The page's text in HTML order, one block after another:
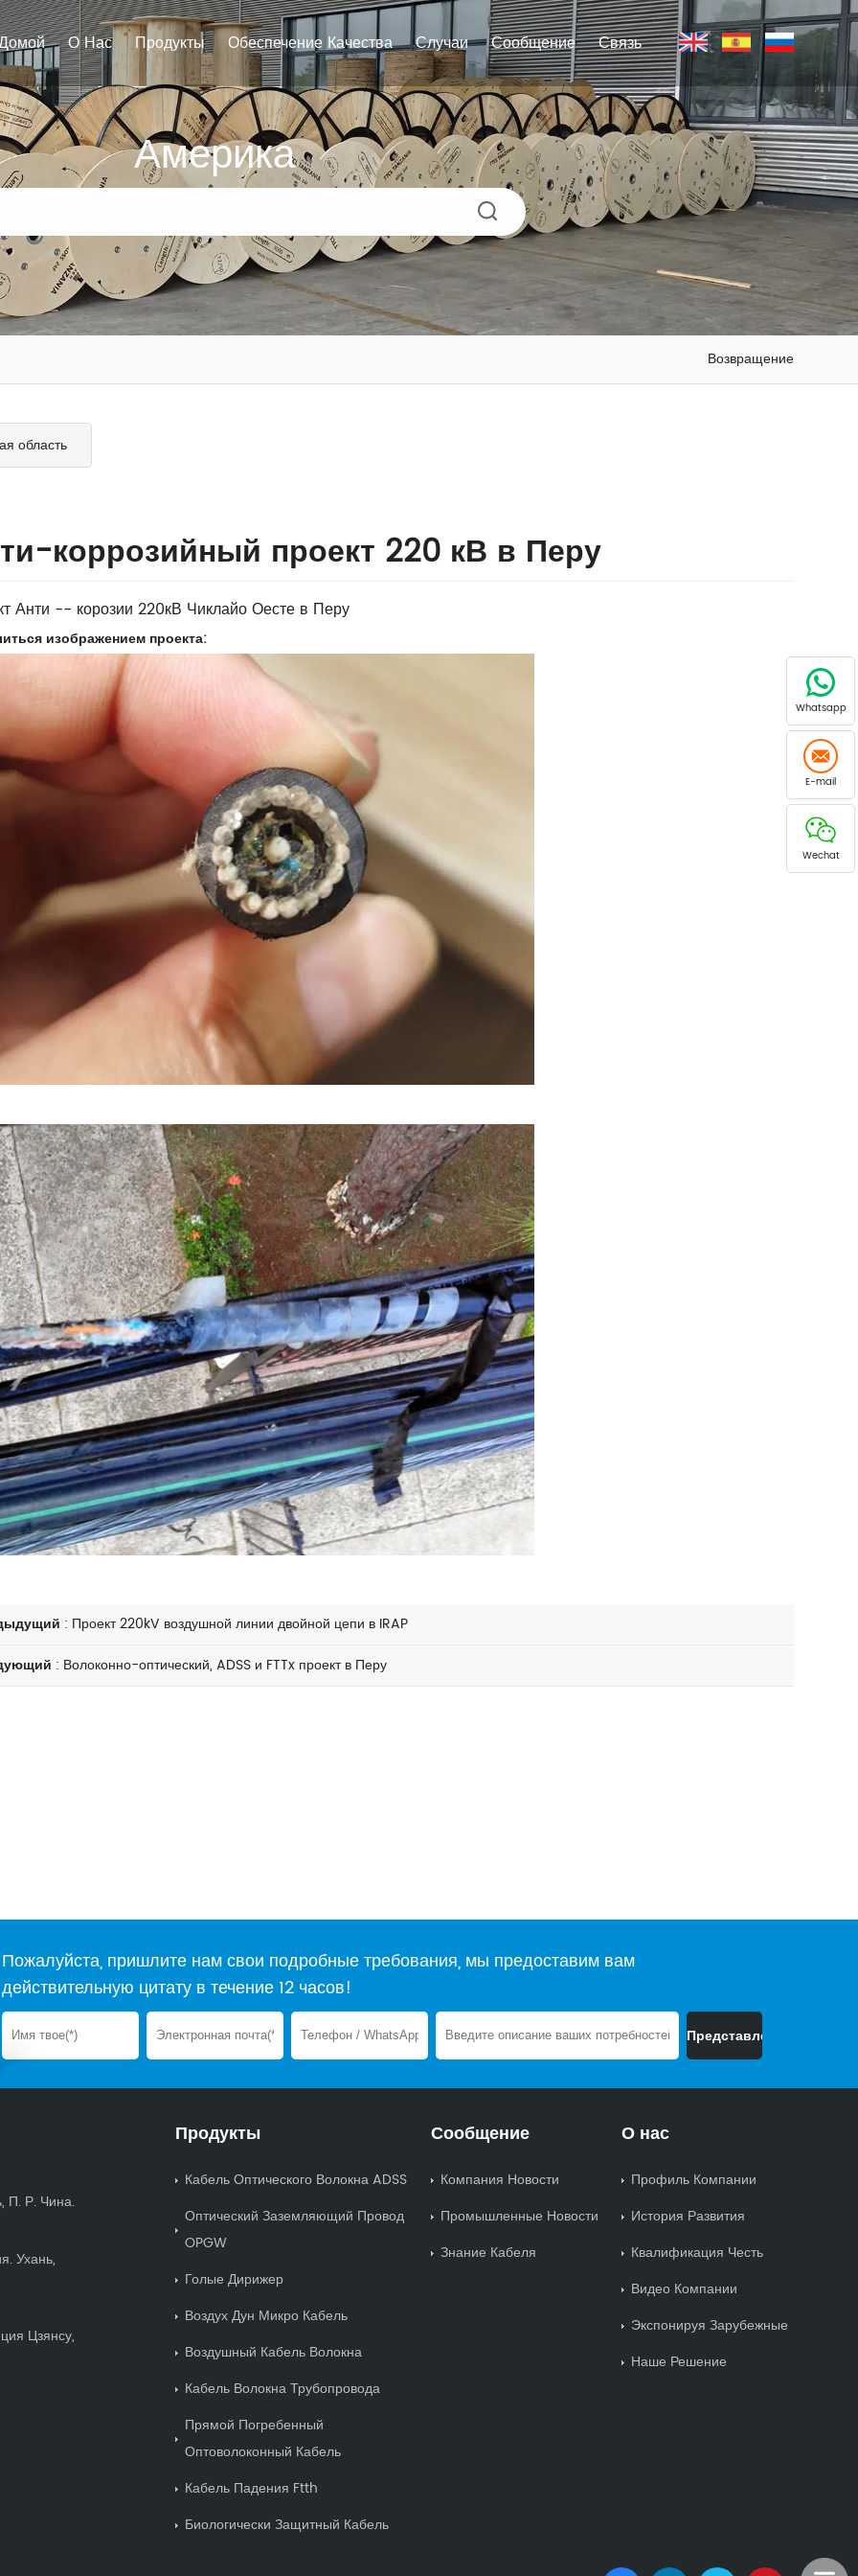
О Нас Продукты Обеспечение Качества Случаи Сообщение Связь
Америка
Возвращение
область
коррозийный проект 220 кВ в Перу
Анти -- корозии 220кВ Чиклайо Оесте в Перу
изображением проекта:
: Проект 220kV воздушной линии двойной цепи в IRAP
: Волоконно-оптический, ADSS и FTTx проект в Перу
Пожалуйста, пришлите нам свои подробные требования, мы предоставим вам
действительную цитату в течение 12 часов!
П. Р. Чина.
Ухань,
Цзянсу,
Продукты
Кабель Оптического Волокна ADSS
Оптический Заземляющий Провод
OPGW
Голые Дирижер
Воздух Дун Микро Кабель
Воздушный Кабель Волокна
Кабель Волокна Трубопровода
Прямой Погребенный
Оптоволоконный Кабель
Кабель Падения Ftth
Биологически Защитный Кабель
Сообщение
Компания Новости
Промышленные Новости
Знание Кабеля
О нас
Профиль Компании
История Развития
Квалификация Честь
Видео Компании
Экспонируя Зарубежные
Наше Решение
Whatsapp
E-mail
Wechat